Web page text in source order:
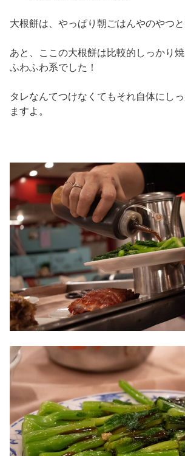
大根餅は、やっぱり朝ごはんやのやつと
あと、ここの大根餅は比較的しっかり
ふわふわ系でした！
タレなんてつけなくてもそれ自体にし
ますよ。